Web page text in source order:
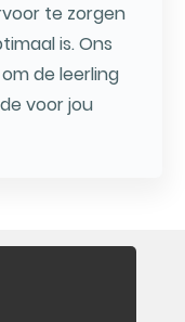
te zorgen
is. Ons
de leerling
voor jou